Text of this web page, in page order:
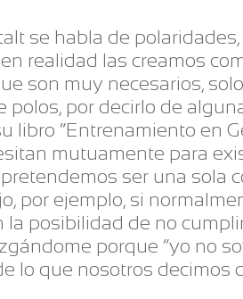
se habla de
realidad las creamos
son muy necesarios,
polos, por decirlo de
libro “Entrenamiento en
mutuamente para
ser una
por ejemplo, si
la posibilidad de no
porque “yo no
lo que nosotros decimos